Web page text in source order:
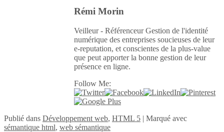
Rémi Morin
Veilleur - Référenceur Gestion de l'identité
numérique des entreprises soucieuses de leur
e-reputation, et conscientes de la plus-value
que peut apporter la bonne gestion de leur
présence en ligne.
Follow Me:
Publié dans Développement web, HTML 5 | Marqué avec
sémantique html, web sémantique